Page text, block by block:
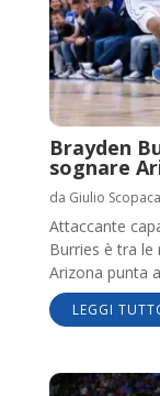
Brayden
sognare
da Giulio
Attaccante
Burries è tra le
Arizona punta
LEGGI